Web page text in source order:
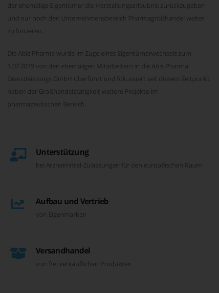
der ehemalige Eigentümer die Herstellungserlaubnis zurückzugeben
und nur noch den Unternehmensbereich Pharmagroßhandel weiter
zu forcieren.
Die Abis Pharma wurde im Zuge eines Eigentümerwechsels zum
1.07.2019 von den ehemaligen Mitarbeitern in die Abis Pharma
Dienstleistungs GmbH überführt und fokussiert seit diesem Zeitpunkt
neben der Großhandelstätigkeit weitere Projekte im
pharmazeutischen Bereich.
Unterstützung
bei Arzneimittel-Zulassungen für den europäischen Raum
Aufbau und Vertrieb
von Eigenmarken
Versandhandel
von frei verkäuflichen Produkten